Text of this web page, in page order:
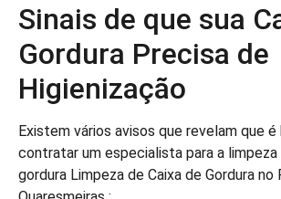
Sinais de que sua
Gordura Precisa de
Higienização
Existem vários avisos que revelam que é
contratar um especialista para a limpeza
gordura Limpeza de Caixa de Gordura no